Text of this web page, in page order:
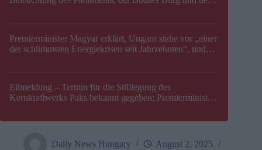
Premierminister Magyar erklärt, Ungarn stehe vor „einer
der schlimmsten Energiekrisen seit Jahrzehnten“, und
Eilmeldung – Termin für die Stilllegung des
Kernkraftwerks Paks bekannt gegeben; Premierminister
Daily News Hungary
August 2, 2025